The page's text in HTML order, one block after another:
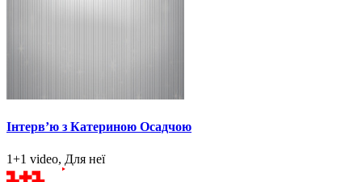
Інтерв’ю з Катериною Осадчою
1+1 video, Для неї